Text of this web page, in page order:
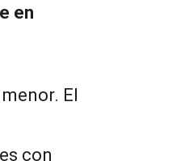
en
El
con